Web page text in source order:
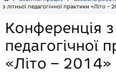
з літньої педагогічної практики «Літо –
Конференція з
педагогічної
«Літо – 2014»